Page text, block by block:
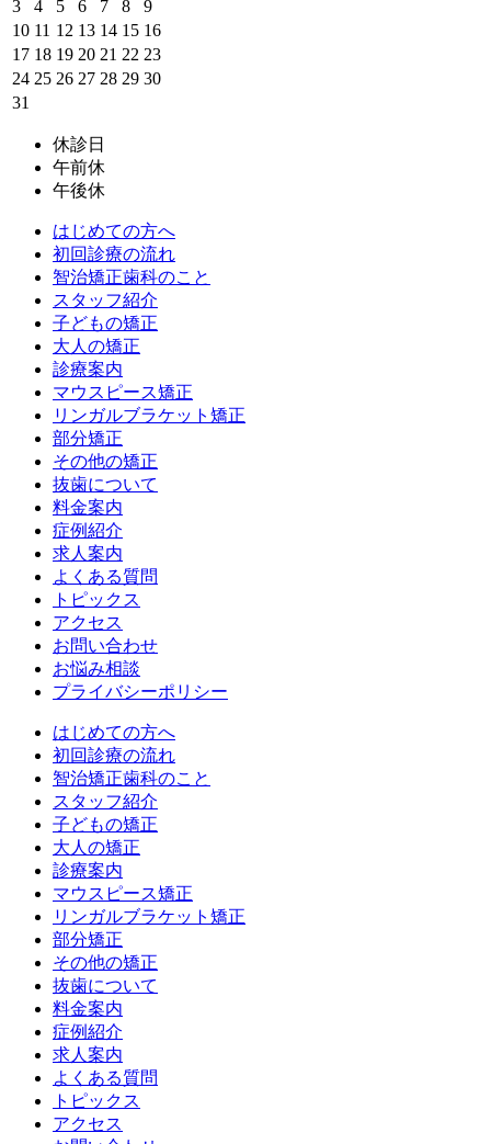
3
4 5 6 7 8
9
10 11 12 13 14 15 16
17 18 19 20 21 22 23
24 25 26 27 28 29 30
31
休診日
午前休
午後休
はじめての方へ
初回診療の流れ
智治矯正歯科のこと
スタッフ紹介
子どもの矯正
大人の矯正
診療案内
マウスピース矯正
リンガルブラケット矯正
部分矯正
その他の矯正
抜歯について
料金案内
症例紹介
求人案内
よくある質問
トピックス
アクセス
お問い合わせ
お悩み相談
プライバシーポリシー
はじめての方へ
初回診療の流れ
智治矯正歯科のこと
スタッフ紹介
子どもの矯正
大人の矯正
診療案内
マウスピース矯正
リンガルブラケット矯正
部分矯正
その他の矯正
抜歯について
料金案内
症例紹介
求人案内
よくある質問
トピックス
アクセス